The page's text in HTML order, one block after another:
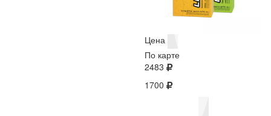
Цена
По карте
2483
1700